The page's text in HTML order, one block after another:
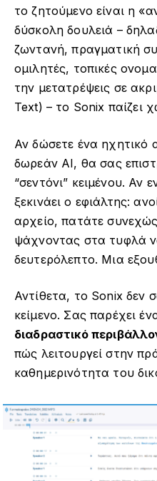
το ζητούμενο είναι η
δύσκολη δουλειά –
ζωντανή, πραγματική
ομιλητές, τοπικές
την μετατρέψεις σε
Text) – το Sonix παίζει
Αν δώσετε ένα ηχητικό
δωρεάν AI, θα σας
“σεντόνι” κειμένου. Αν
ξεκινάει ο εφιάλτης:
αρχείο, πατάτε
ψάχνοντας στα τυφλά
δευτερόλεπτο. Μια
Αντίθετα, το Sonix δεν
κείμενο. Σας παρέχει
διαδραστικό
πώς λειτουργεί στην
καθημερινότητα του